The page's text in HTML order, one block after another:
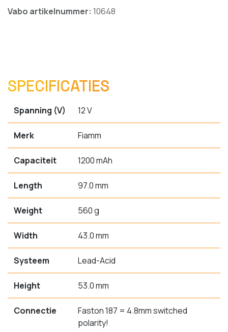
Vabo artikelnummer: 10648
SPECIFICATIES
Spanning (V) 12 V
Merk Fiamm
Capaciteit 1200 mAh
Length 97.0 mm
Weight 560 g
Width 43.0 mm
Systeem Lead-Acid
Height 53.0 mm
Connectie
Faston 187 = 4.8mm switched
polarity!